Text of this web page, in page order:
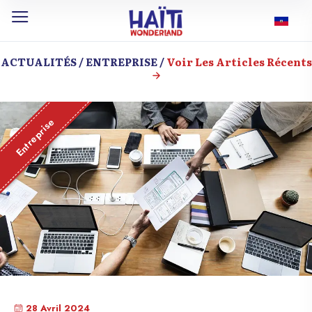
ACTUALITÉS / ENTREPRISE /Voir Les Articles Récents
Entreprise
28 Avril 2024